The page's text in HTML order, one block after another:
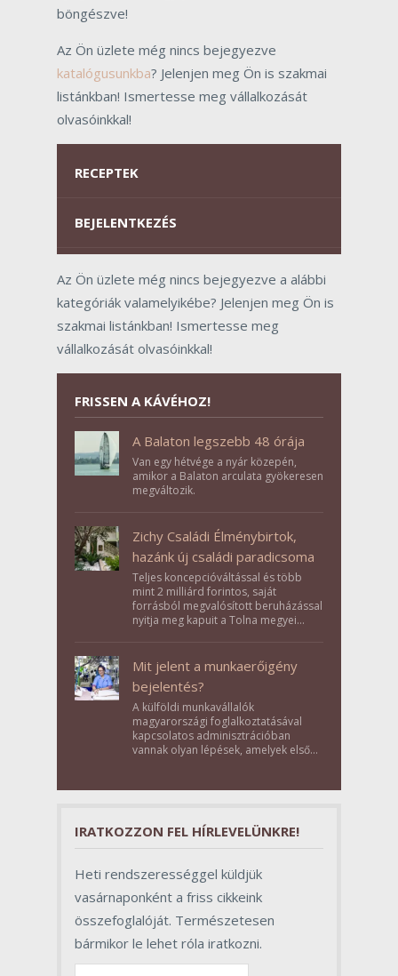
böngészve!
Az Ön üzlete még nincs bejegyezve
katalógusunkba? Jelenjen meg Ön is szakmai
listánkban! Ismertesse meg vállalkozását
olvasóinkkal!
RECEPTEK
BEJELENTKEZÉS
Az Ön üzlete még nincs bejegyezve a alábbi
kategóriák valamelyikébe? Jelenjen meg Ön is
szakmai listánkban! Ismertesse meg
vállalkozását olvasóinkkal!
FRISSEN A KÁVÉHOZ!
A Balaton legszebb 48 órája
Van egy hétvége a nyár közepén,
amikor a Balaton arculata gyökeresen
megváltozik.
Zichy Családi Élménybirtok,
hazánk új családi paradicsoma
Teljes koncepcióváltással és több
mint 2 milliárd forintos, saját
forrásból megvalósított beruházással
nyitja meg kapuit a Tolna megyei
Mit jelent a munkaerőigény
bejelentés?
A külföldi munkavállalók
magyarországi foglalkoztatásával
kapcsolatos adminisztrációban
vannak olyan lépések, amelyek első
szerepet töltenek be az egész
IRATKOZZON FEL HÍRLEVELÜNKRE!
Heti rendszerességgel küldjük
vasárnaponként a friss cikkeink
összefoglalóját. Természetesen
bármikor le lehet róla iratkozni.